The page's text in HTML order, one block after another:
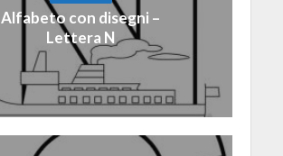
Alfabeto con disegni –
Lettera N